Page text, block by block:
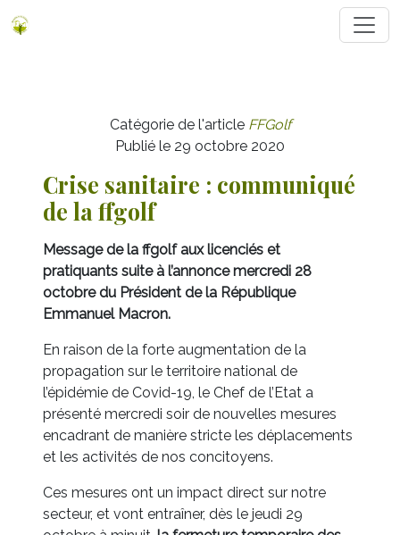
Catégorie de l'article FFGolf
Publié le 29 octobre 2020
Crise sanitaire : communiqué
de la ffgolf
Message de la ffgolf aux licenciés et
pratiquants suite à l’annonce mercredi 28
octobre du Président de la République
Emmanuel Macron.
En raison de la forte augmentation de la
propagation sur le territoire national de
l’épidémie de Covid-19, le Chef de l’Etat a
présenté mercredi soir de nouvelles mesures
encadrant de manière stricte les déplacements
et les activités de nos concitoyens.
Ces mesures ont un impact direct sur notre
secteur, et vont entraîner, dès le jeudi 29